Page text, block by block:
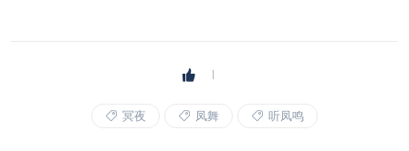
冥夜 凤舞 听凤鸣